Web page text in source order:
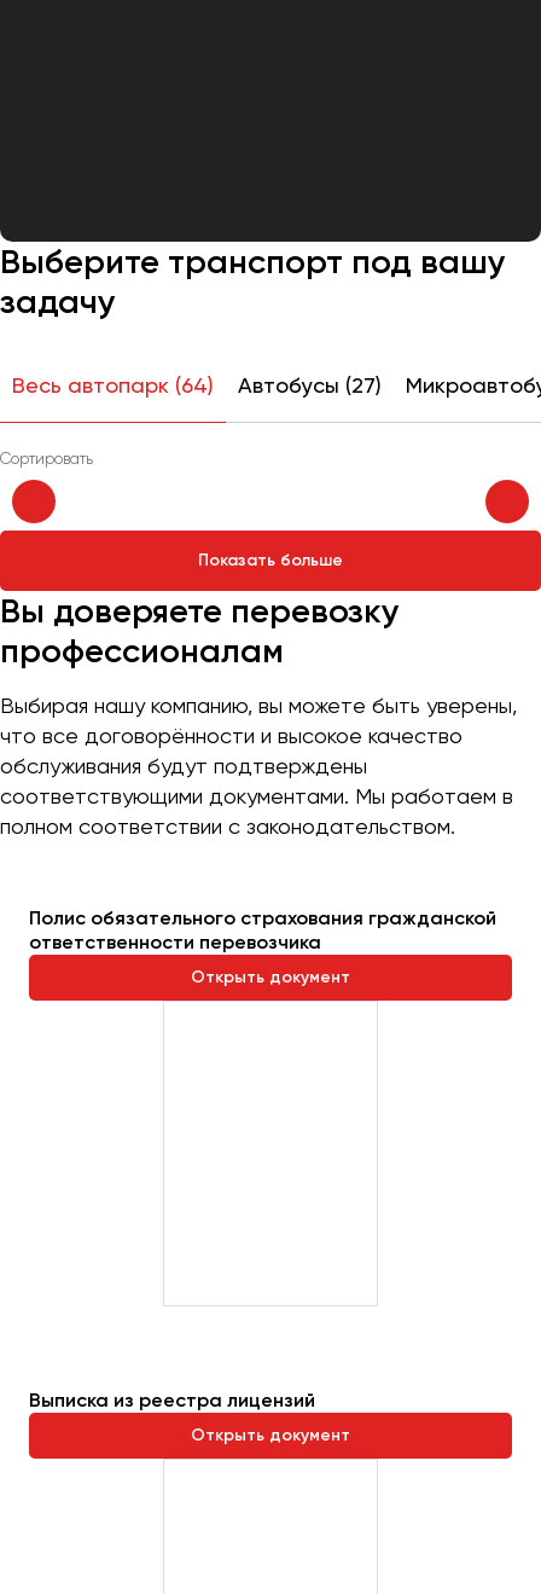
Выберите транспорт под вашу
задачу
Весь автопарк (64) Автобусы (27)
Показать больше
Вы доверяете перевозку
профессионалам
Выбирая нашу компанию, вы можете быть уверены,
что все договорённости и высокое качество
обслуживания будут подтверждены
соответствующими документами. Мы работаем в
полном соответствии с законодательством.
Полис обязательного страхования гражданской
ответственности перевозчика
Открыть документ
Выписка из реестра лицензий
Открыть документ